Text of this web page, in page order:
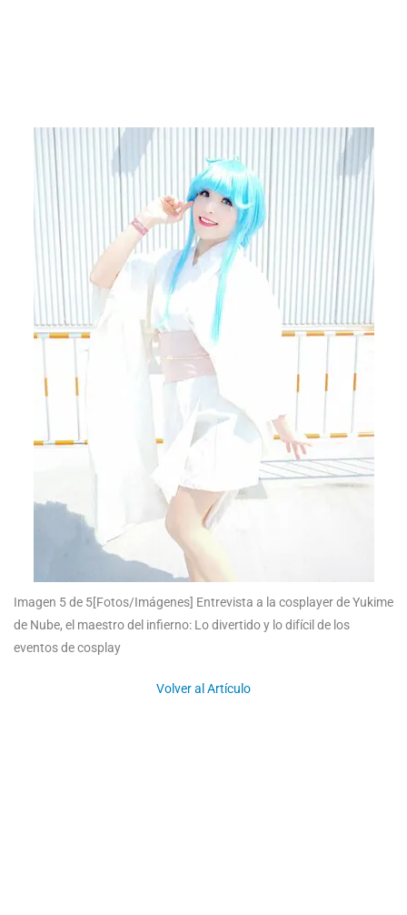
Imagen 5 de 5[Fotos/Imágenes] Entrevista a la cosplayer de Yukime
de Nube, el maestro del infierno: Lo divertido y lo difícil de los
eventos de cosplay
Volver al Artículo